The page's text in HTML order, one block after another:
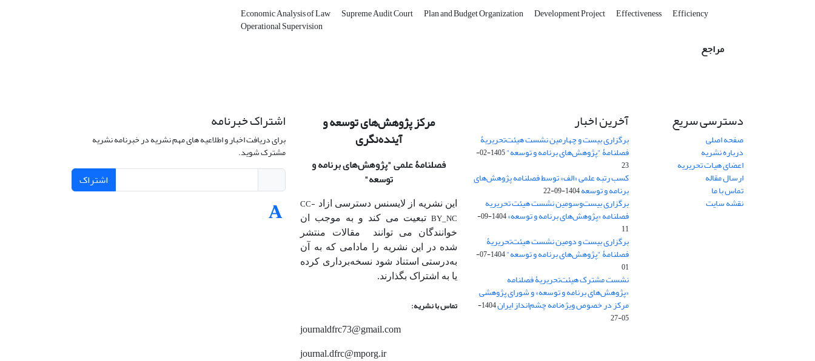
Economic Analysis of Law Supreme Audit Court Plan and Budget Organization Development Project Effectiveness Efficiency
Operational Supervision
مراجع
دسترسی سریع
صفحه اصلی
درباره نشریه
اعضای هیات تحریریه
ارسال مقاله
تماس با ما
نقشه سایت
آخرین اخبار
برگزاری بیست و چهارمین نشست هیئت‌تحریریۀ
فصلنامۀ "پژوهش‌های برنامه و توسعه"
1405-02-
23
کسب رتبه علمی «الف» توسط فصلنامه پژوهش‌های
برنامه و توسعه1404-09-22
برگزاری بیست‌وسومین نشست هیئت‌ تحریریه
فصلنامه «پژوهش‌های برنامه و توسعه»
1404-09-
11
برگزاری بیست و دومین نشست هیئت‌تحریریۀ
فصلنامۀ "پژوهش‌های برنامه و توسعه"
1404-07-
01
نشست مشترک هیئت‌تحریریۀ فصلنامه
«پژوهش‌های برنامه و توسعه» و شورای پژوهشی
مرکز در خصوص ویژه‌نامه چشم‌انداز ایران
1404-
05-27
مرکز پژوهش‌های توسعه و
آینده‌نگری
فصلنامۀ علمی"پژوهش‌های برنامه و
توسعه"
این نشریه از لایسنس دسترسی ازاد CC-
BY_NCتبعیت می کند و به موجب ان
خوانندگان می توانند مقالات منتشر
شده در این نشریه را مادامی که به آن‌
به‌درستی استناد شود نسخه‌برداری کرده
یا به اشتراک بگذارند.
تماس با نشریه:
journaldfrc73@gmail.com
journal.dfrc@mporg.ir
اشتراک خبرنامه
برای دریافت اخبار و اطلاعیه های مهم نشریه در خبرنامه نشریه
مشترک شوید.
اشتراک